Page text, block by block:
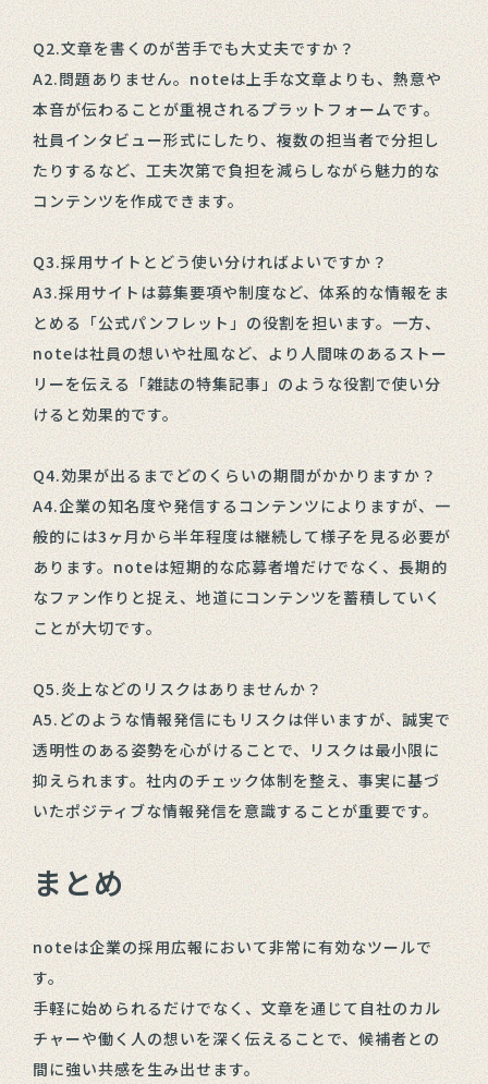
Q2.文章を書くのが苦手でも大丈夫ですか？
A2.問題ありません。noteは上手な文章よりも、熱意や
本音が伝わることが重視されるプラットフォームです。
社員インタビュー形式にしたり、複数の担当者で分担し
たりするなど、工夫次第で負担を減らしながら魅力的な
コンテンツを作成できます。
Q3.採用サイトとどう使い分ければよいですか？
A3.採用サイトは募集要項や制度など、体系的な情報をま
とめる「公式パンフレット」の役割を担います。一方、
noteは社員の想いや社風など、より人間味のあるストー
リーを伝える「雑誌の特集記事」のような役割で使い分
けると効果的です。
Q4.効果が出るまでどのくらいの期間がかかりますか？
A4.企業の知名度や発信するコンテンツによりますが、一
般的には3ヶ月から半年程度は継続して様子を見る必要が
あります。noteは短期的な応募者増だけでなく、長期的
なファン作りと捉え、地道にコンテンツを蓄積していく
ことが大切です。
Q5.炎上などのリスクはありませんか？
A5.どのような情報発信にもリスクは伴いますが、誠実で
透明性のある姿勢を心がけることで、リスクは最小限に
抑えられます。社内のチェック体制を整え、事実に基づ
いたポジティブな情報発信を意識することが重要です。
まとめ
noteは企業の採用広報において非常に有効なツールで
す。
手軽に始められるだけでなく、文章を通じて自社のカル
チャーや働く人の想いを深く伝えることで、候補者との
間に強い共感を生み出せます。